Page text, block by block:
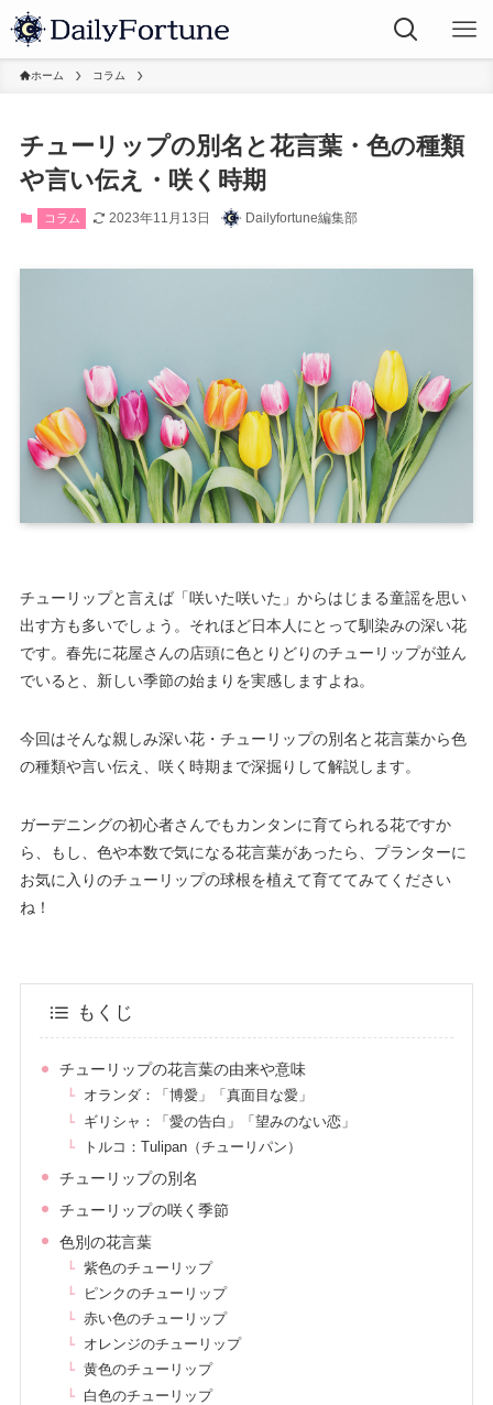
ホーム コラム
チューリップの別名と花言葉・色の種類
や言い伝え・咲く時期
コラム 2023年11月13日 Dailyfortune編集部
チューリップと言えば「咲いた咲いた」からはじまる童謡を思い
出す方も多いでしょう。それほど日本人にとって馴染みの深い花
です。春先に花屋さんの店頭に色とりどりのチューリップが並ん
でいると、新しい季節の始まりを実感しますよね。
今回はそんな親しみ深い花・チューリップの別名と花言葉から色
の種類や言い伝え、咲く時期まで深掘りして解説します。
ガーデニングの初心者さんでもカンタンに育てられる花ですか
ら、もし、色や本数で気になる花言葉があったら、プランターに
お気に入りのチューリップの球根を植えて育ててみてください
ね！
もくじ
チューリップの花言葉の由来や意味
オランダ：「博愛」「真面目な愛」
ギリシャ：「愛の告白」「望みのない恋」
トルコ：Tulipan（チューリパン）
チューリップの別名
チューリップの咲く季節
色別の花言葉
紫色のチューリップ
ピンクのチューリップ
赤い色のチューリップ
オレンジのチューリップ
黄色のチューリップ
白色のチューリップ